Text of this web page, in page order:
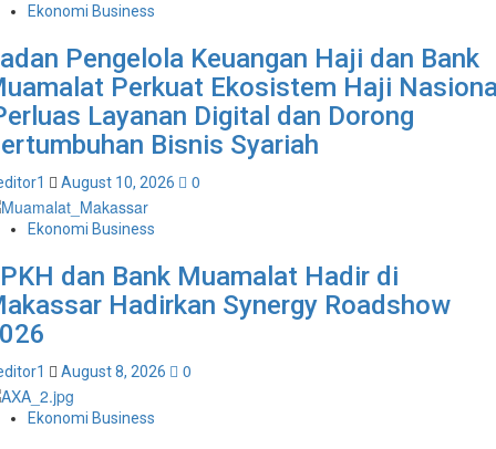
Ekonomi Business
Pengelola Keuangan Haji dan Bank
Perkuat Ekosistem Haji
Layanan Digital dan Dorong
Bisnis Syariah
August 10, 2026 0
Ekonomi Business
dan Bank Muamalat Hadir di
Hadirkan Synergy Roadshow
August 8, 2026 0
Ekonomi Business